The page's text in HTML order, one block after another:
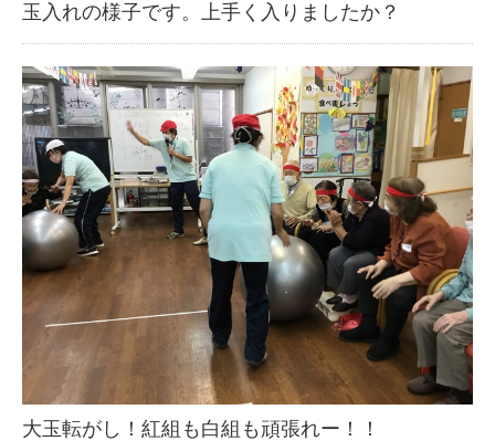
玉入れの様子です。上手く入りましたか？
大玉転がし！紅組も白組も頑張れー！！